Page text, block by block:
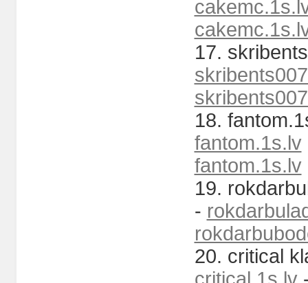
17.
18.
fantom.1s.lv
fantom.1s.lv
19.
-
20. critical